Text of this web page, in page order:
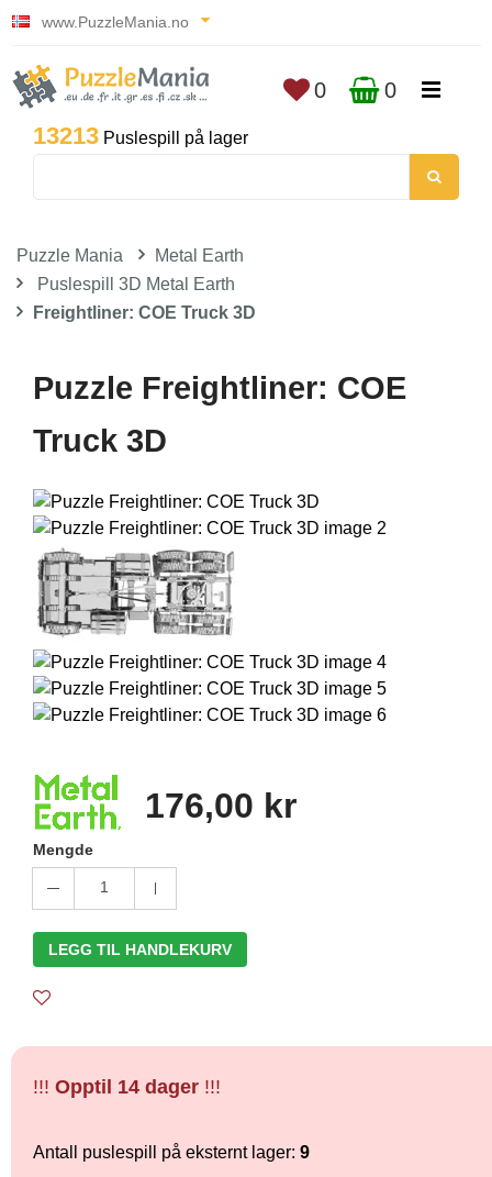
www.PuzzleMania.no
13213 Puslespill på lager
0 0
Puzzle Mania
Metal Earth
Puslespill 3D Metal Earth
Freightliner: COE Truck 3D
Puzzle Freightliner: COE
Truck 3D
176,00 kr
Mengde
1
LEGG TIL HANDLEKURV
!!! Opptil 14 dager !!!
Antall puslespill på eksternt lager: 9